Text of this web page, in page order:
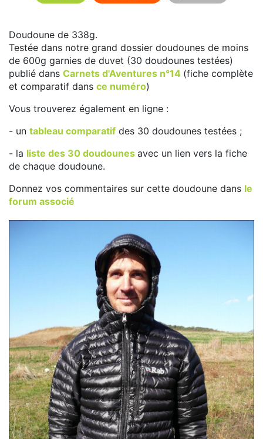
Doudoune de 338g.
Testée dans notre grand dossier doudounes de moins
de 600g garnies de duvet (30 doudounes testées)
publié dans Carnets d'Aventures n°14 (fiche complète
et comparatif dans ce numéro)
Vous trouverez également en ligne :
- un tableau comparatif des 30 doudounes testées ;
- la liste des 30 doudounes avec un lien vers la fiche
de chaque doudoune.
Donnez vos commentaires sur cette doudoune dans le
forum associé